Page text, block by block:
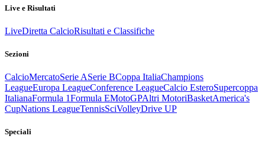
Live e Risultati
LiveDiretta CalcioRisultati e Classifiche
Sezioni
CalcioMercatoSerie ASerie BCoppa ItaliaChampions
LeagueEuropa LeagueConference LeagueCalcio EsteroSupercoppa
ItalianaFormula 1Formula EMotoGPAltri MotoriBasketAmerica's
CupNations LeagueTennisSciVolleyDrive UP
Speciali